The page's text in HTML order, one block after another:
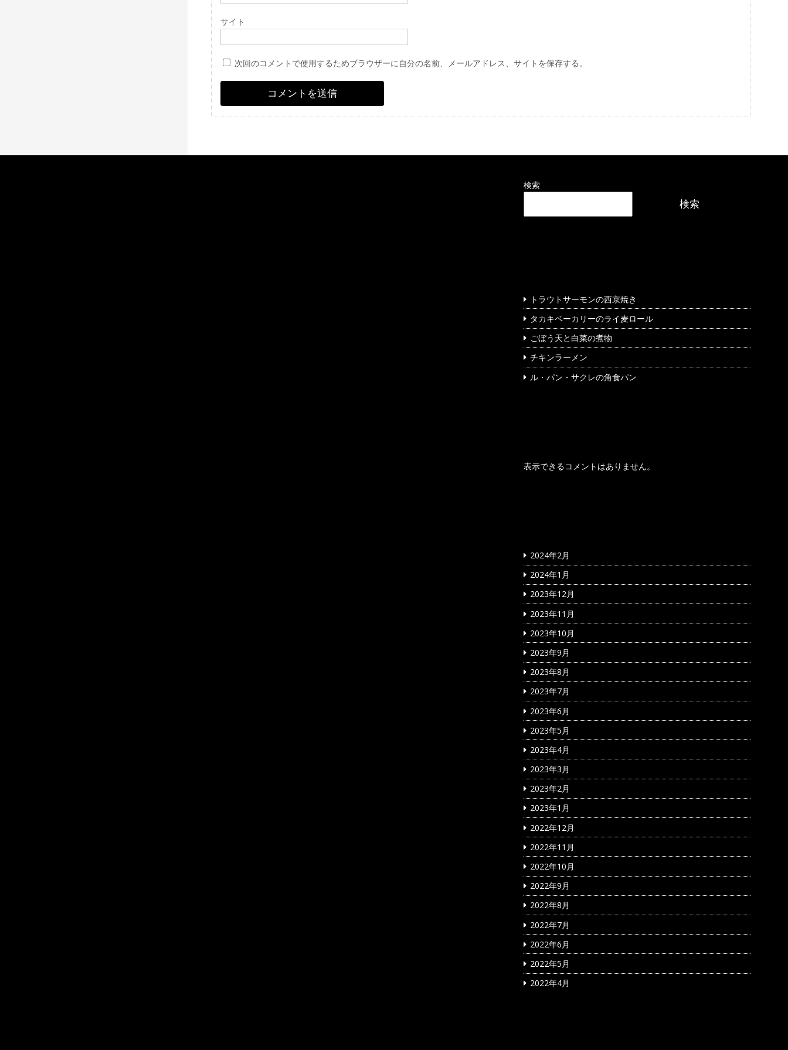
サイト
次回のコメントで使用するためブラウザーに自分の名前、メールアドレス、サイトを保存する。
検索
検索
トラウトサーモンの西京焼き
タカキベーカリーのライ麦ロール
ごぼう天と白菜の煮物
チキンラーメン
ル・パン・サクレの角食パン
表示できるコメントはありません。
2024年2月
2024年1月
2023年12月
2023年11月
2023年10月
2023年9月
2023年8月
2023年7月
2023年6月
2023年5月
2023年4月
2023年3月
2023年2月
2023年1月
2022年12月
2022年11月
2022年10月
2022年9月
2022年8月
2022年7月
2022年6月
2022年5月
2022年4月